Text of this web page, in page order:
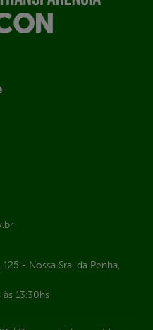
- Nossa Sra. da Penha,
às 13:30hs